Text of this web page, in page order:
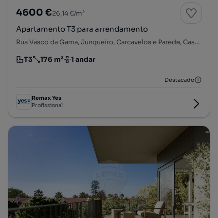
4600 €26,14 €/m²
Apartamento T3 para arrendamento
Rua Vasco da Gama, Junqueiro, Carcavelos e Parede, Cascais, Lisboa
Tipologia
T3
Preço por metro quadrado
176 m²
Andar 1 andar
Destacado
Remax Yes
Profissional